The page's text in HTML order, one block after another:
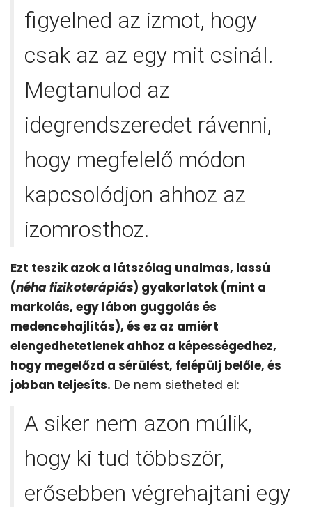
figyelned az izmot, hogy
csak az az egy mit csinál.
Megtanulod az
idegrendszeredet rávenni,
hogy megfelelő módon
kapcsolódjon ahhoz az
izomrosthoz.
Ezt teszik azok a látszólag unalmas, lassú
(néha fizikoterápiás) gyakorlatok (mint a
markolás, egy lábon guggolás és
medencehajlítás), és ez az amiért
elengedhetetlenek ahhoz a képességedhez,
hogy megelőzd a sérülést, felépülj belőle, és
jobban teljesíts. De nem sietheted el:
A siker nem azon múlik,
hogy ki tud többször,
erősebben végrehajtani egy